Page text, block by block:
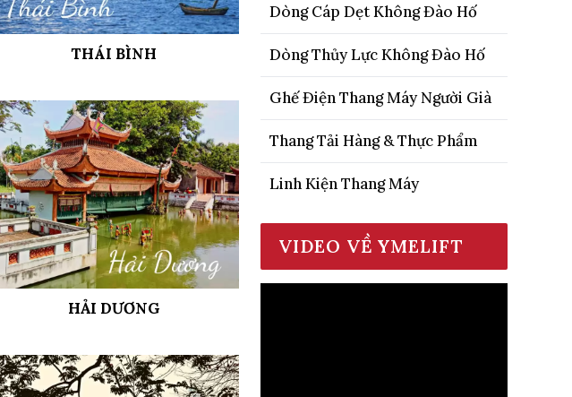
THÁI BÌNH
HẢI DƯƠNG
Dòng Cáp Dẹt Không Đào Hố
Dòng Thủy Lực Không Đào Hố
Ghế Điện Thang Máy Người Già
Thang Tải Hàng & Thực Phẩm
Linh Kiện Thang Máy
VIDEO VỀ YMELIFT